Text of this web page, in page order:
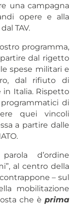
una campagna
opere e alla
TAV.
programma,
dal rigetto
spese militari e
dal rifiuto di
Italia. Rispetto
di
quei vincoli
a partire dalle
d’ordine
al centro della
– sul
mobilitazione
che è prima